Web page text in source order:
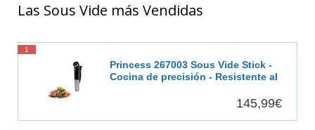
Las Sous Vide más Vendidas
1
Princess 267003 Sous Vide Stick -
Cocina de precisión - Resistente al
145,99€